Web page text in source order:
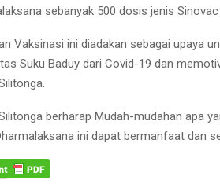
sebanyak 500 dosis jenis
Vaksinasi ini diadakan sebagai upaya
Suku Baduy dari Covid-19 dan
berharap Mudah-mudahan apa
ini dapat bermanfaat dan